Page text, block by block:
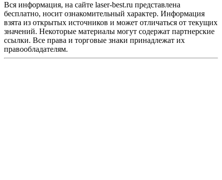
Вся информация, на сайте laser-best.ru представлена
бесплатно, носит ознакомительный характер. Информация
взята из открытых источников и может отличаться от текущих
значений. Некоторые материалы могут содержат партнерские
ссылки. Все права и торговые знаки принадлежат их
правообладателям.